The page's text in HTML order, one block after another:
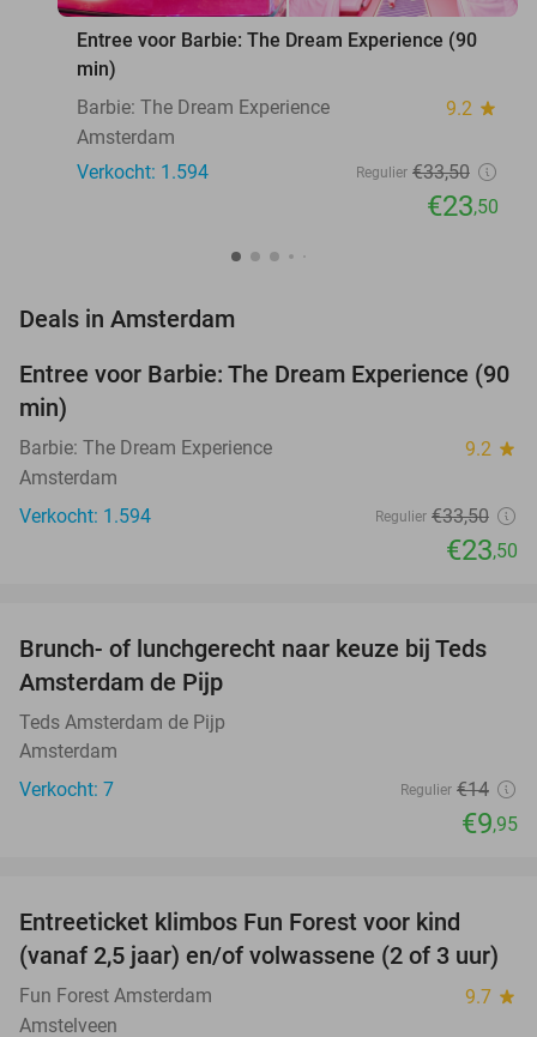
Entree voor Barbie: The Dream Experience (90
min)
Barbie: The Dream Experience
9.2 star
Amsterdam
Verkocht: 1.594
Regulier €33,50
€23,50
Deals in Amsterdam
30%
Entree voor Barbie: The Dream Experience (90
min)
Barbie: The Dream Experience 9.2 star
Amsterdam
Verkocht: 1.594
Regulier €33,50
€23,50
29%
TODAY
Brunch- of lunchgerecht naar keuze bij Teds
Amsterdam de Pijp
Teds Amsterdam de Pijp
Amsterdam
Verkocht: 7
Regulier €14
€9,95
Entreeticket klimbos Fun Forest voor kind
(vanaf 2,5 jaar) en/of volwassene (2 of 3 uur)
Fun Forest Amsterdam 9.7 star
Amstelveen